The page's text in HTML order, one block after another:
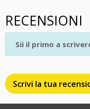
RECENSIONI
Scrivi la tua
Sii il primo a